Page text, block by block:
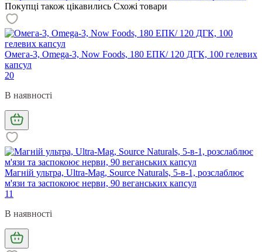
Покупці також цікавились Схожі товари
Омега-3, Omega-3, Now Foods, 180 ЕПК/ 120 ДГК, 100 гелевих
капсул
20
В наявності
Магній ультра, Ultra-Mag, Source Naturals, 5-в-1, розслаблює
м'язи та заспокоює нерви, 90 веганських капсул
11
В наявності